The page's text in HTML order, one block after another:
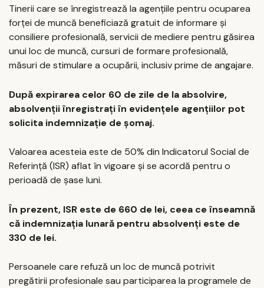
Tinerii care se înregistrează la agențiile pentru ocuparea
forței de muncă beneficiază gratuit de informare și
consiliere profesională, servicii de mediere pentru găsirea
unui loc de muncă, cursuri de formare profesională,
măsuri de stimulare a ocupării, inclusiv prime de angajare.
După expirarea celor 60 de zile de la absolvire,
absolvenții înregistrați în evidențele agențiilor pot
solicita indemnizație de șomaj.
Valoarea acesteia este de 50% din Indicatorul Social de
Referință (ISR) aflat în vigoare și se acordă pentru o
perioadă de șase luni.
În prezent, ISR este de 660 de lei, ceea ce înseamnă
că indemnizația lunară pentru absolvenți este de
330 de lei.
Persoanele care refuză un loc de muncă potrivit
pregătirii profesionale sau participarea la programele de